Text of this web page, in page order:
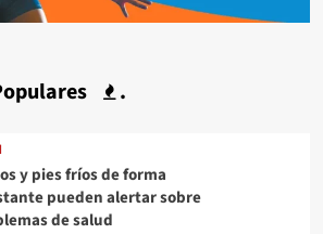
.
y pies fríos de forma
pueden alertar sobre
de salud